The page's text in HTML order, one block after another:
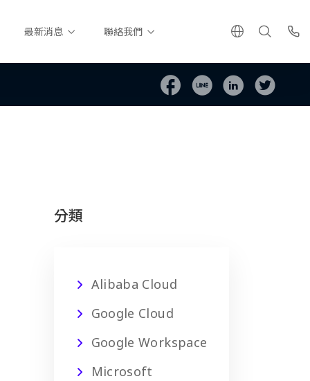
最新消息 聯絡我們
分類
Alibaba Cloud
Google Cloud
Google Workspace
Microsoft